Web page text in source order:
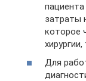
затраты
которое
Для